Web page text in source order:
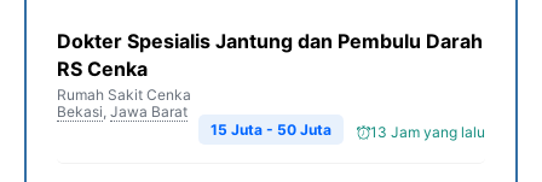
Dokter Spesialis Jantung dan Pembulu Darah
RS Cenka
Rumah Sakit Cenka
Bekasi, Jawa Barat
13 Jam yang lalu
15 Juta - 50 Juta